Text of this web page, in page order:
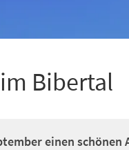
Bibertal
einen